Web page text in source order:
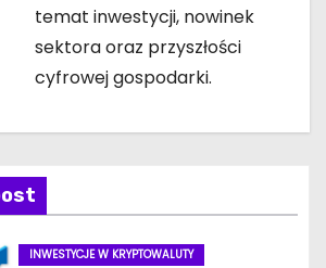
temat inwestycji, nowinek
sektora oraz przyszłości
cyfrowej gospodarki.
INWESTYCJE W KRYPTOWALUTY